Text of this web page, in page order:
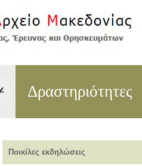
Δραστηριότητες
Ποικίλες εκδηλώσεις